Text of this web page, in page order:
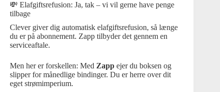
💸 Elafgiftsrefusion: Ja, tak – vi vil gerne have penge
tilbage
Clever giver dig automatisk elafgiftsrefusion, så længe
du er på abonnement. Zapp tilbyder det gennem en
serviceaftale.
Men her er forskellen: Med Zapp ejer du boksen og
slipper for månedlige bindinger. Du er herre over dit
eget strømimperium.